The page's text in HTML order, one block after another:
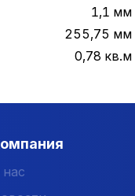
1,1 мм
255,75 мм
0,78 кв.м